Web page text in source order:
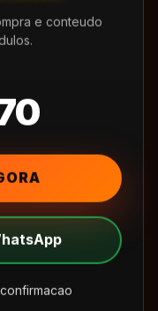
e conteudo